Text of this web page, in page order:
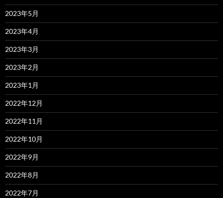
2023年5月
2023年4月
2023年3月
2023年2月
2023年1月
2022年12月
2022年11月
2022年10月
2022年9月
2022年8月
2022年7月